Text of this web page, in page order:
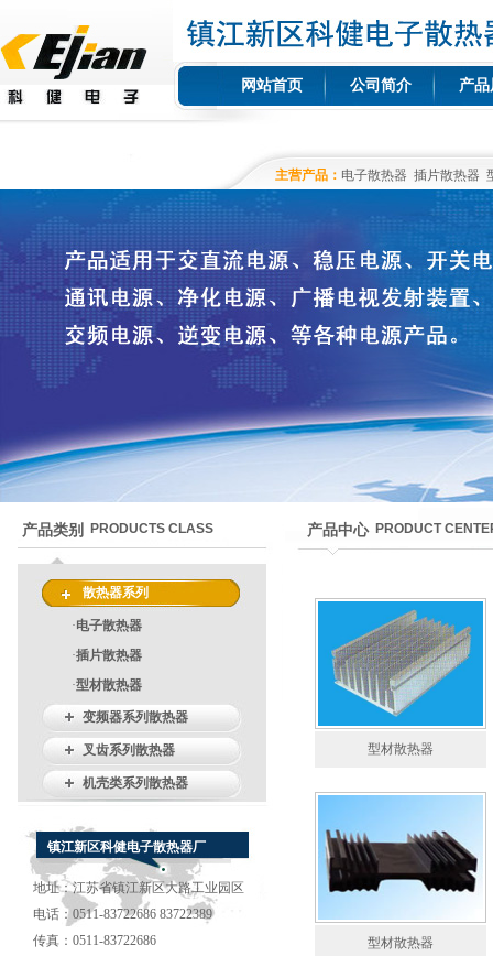
网站首页 公司简介 产品
主营产品： 电子散热器 插片散热器
产品类别 PRODUCTS CLASS
散热器系列
·电子散热器
·插片散热器
·型材散热器
变频器系列散热器
叉齿系列散热器
机壳类系列散热器
镇江新区科健电子散热器厂
地址：江苏省镇江新区大路工业园区
电话：0511-83722686 83722389
传真：0511-83722686
产品中心PRODUCT
型材散热器
型材散热器